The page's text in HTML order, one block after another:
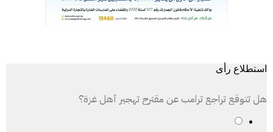
استطلاع رأى
هل تتوقع تراجع ترامب عن مقترح تهجير أهل غزة؟